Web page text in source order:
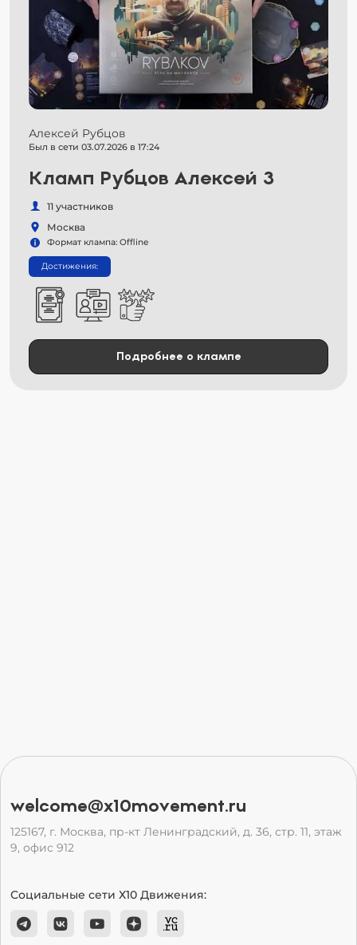
Алексей Рубцов
Был в сети 03.07.2026 в 17:24
Кламп Рубцов Алексей 3
11 участников
Москва
Формат клампа: Offline
Достижения:
Подробнее о клампе
welcome@x10movement.ru
125167, г. Москва, пр-кт Ленинградский, д. 36, стр. 11, этаж
9, офис 912
Социальные сети Х10 Движения: